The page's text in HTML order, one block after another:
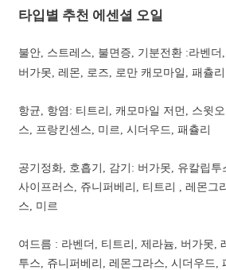
타입별 추천 에센셜 오일
불안, 스트레스, 불면증, 기분전환 :라벤더
버가못, 레몬, 로즈, 로만 캐모마일, 패츌리
항균, 항염: 티트리, 캐모마일 저먼, 스윗
스, 프랑킨센스, 미르, 시더우드, 패츌리
공기정화, 호흡기, 감기: 버가못, 유칼립투
사이프러스, 쥬니퍼베리, 티트리 , 레몬그
스, 미르
여드름 : 라벤더, 티트리, 제라늄, 버가못,
투스, 쥬니퍼베리, 레몬그라스, 시더우드,